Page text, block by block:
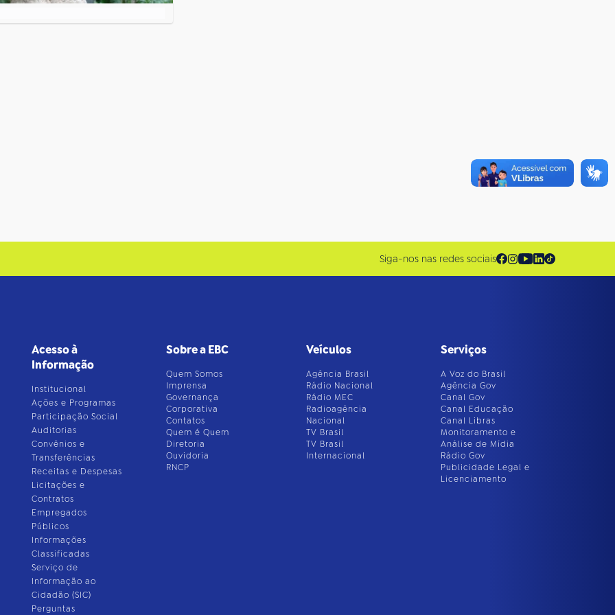
Siga-nos nas redes sociais
Acesso à
Informação
Institucional
Ações e Programas
Participação Social
Auditorias
Convênios e
Transferências
Receitas e Despesas
Licitações e
Contratos
Empregados
Públicos
Informações
Classificadas
Serviço de
Informação ao
Cidadão (SIC)
Perguntas
Sobre a EBC
Quem Somos
Imprensa
Governança
Corporativa
Contatos
Quem é Quem
Diretoria
Ouvidoria
RNCP
Veículos
Agência Brasil
Rádio Nacional
Rádio MEC
Radioagência
Nacional
TV Brasil
TV Brasil
Internacional
Serviços
A Voz do Brasil
Agência Gov
Canal Gov
Canal Educação
Canal Libras
Monitoramento e
Análise de Mídia
Rádio Gov
Publicidade Legal e
Licenciamento